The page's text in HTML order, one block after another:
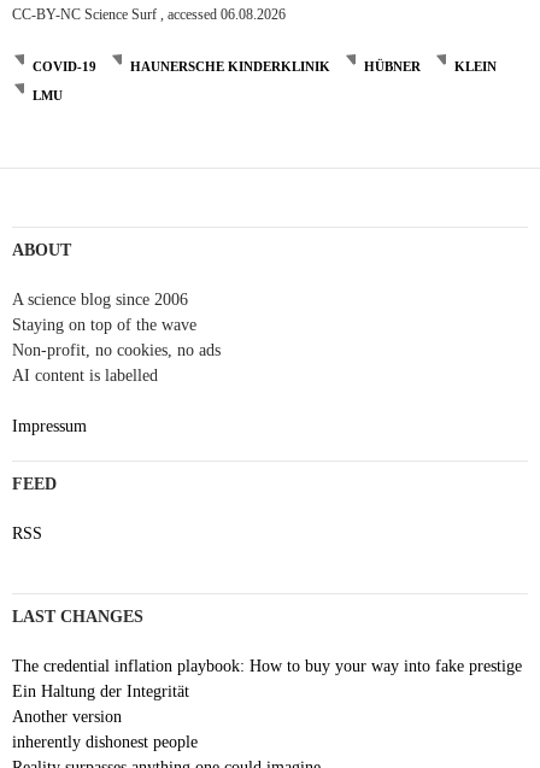
CC-BY-NC Science Surf , accessed 06.08.2026
COVID-19 HAUNERSCHE KINDERKLINIK HÜBNER
KLEIN
LMU
ABOUT
A science blog since 2006
Staying on top of the wave
Non-profit, no cookies, no ads
AI content is labelled
Impressum
FEED
RSS
LAST CHANGES
The credential inflation playbook: How to buy your way into fake prestige
Ein Haltung der Integrität
Another version
inherently dishonest people